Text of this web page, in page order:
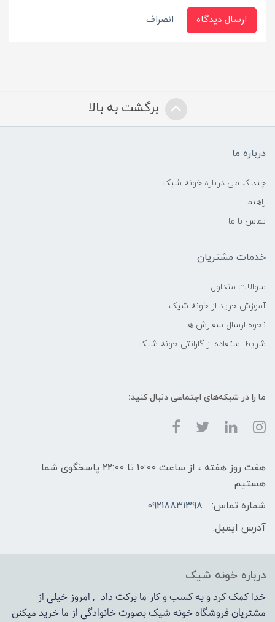
ارسال دیدگاه انصراف
برگشت به بالا
درباره ما
چند کلامی درباره خونه شیک
راهنما
تماس با ما
خدمات مشتریان
سوالات متداول
آموزش خرید از خونه شیک
نحوه ارسال سفارش ها
شرایط استفاده از گارانتی خونه شیک
ما را در شبکه‌های اجتماعی دنبال کنید:
هفت روز هفته ، از ساعت 10:00 تا 22:00 پاسخگوی شما
هستیم
شماره تماس:
09218831398
آدرس ایمیل:
درباره خونه شیک
خدا کمک کرد و به کسب و کار ما برکت داد , امروز خیلی از
مشتریان فروشگاه خونه شیک بصورت خانوادگی از ما خرید میکنن